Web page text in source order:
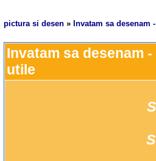
pictura si desen » Invatam sa
Invatam sa desenam
utile